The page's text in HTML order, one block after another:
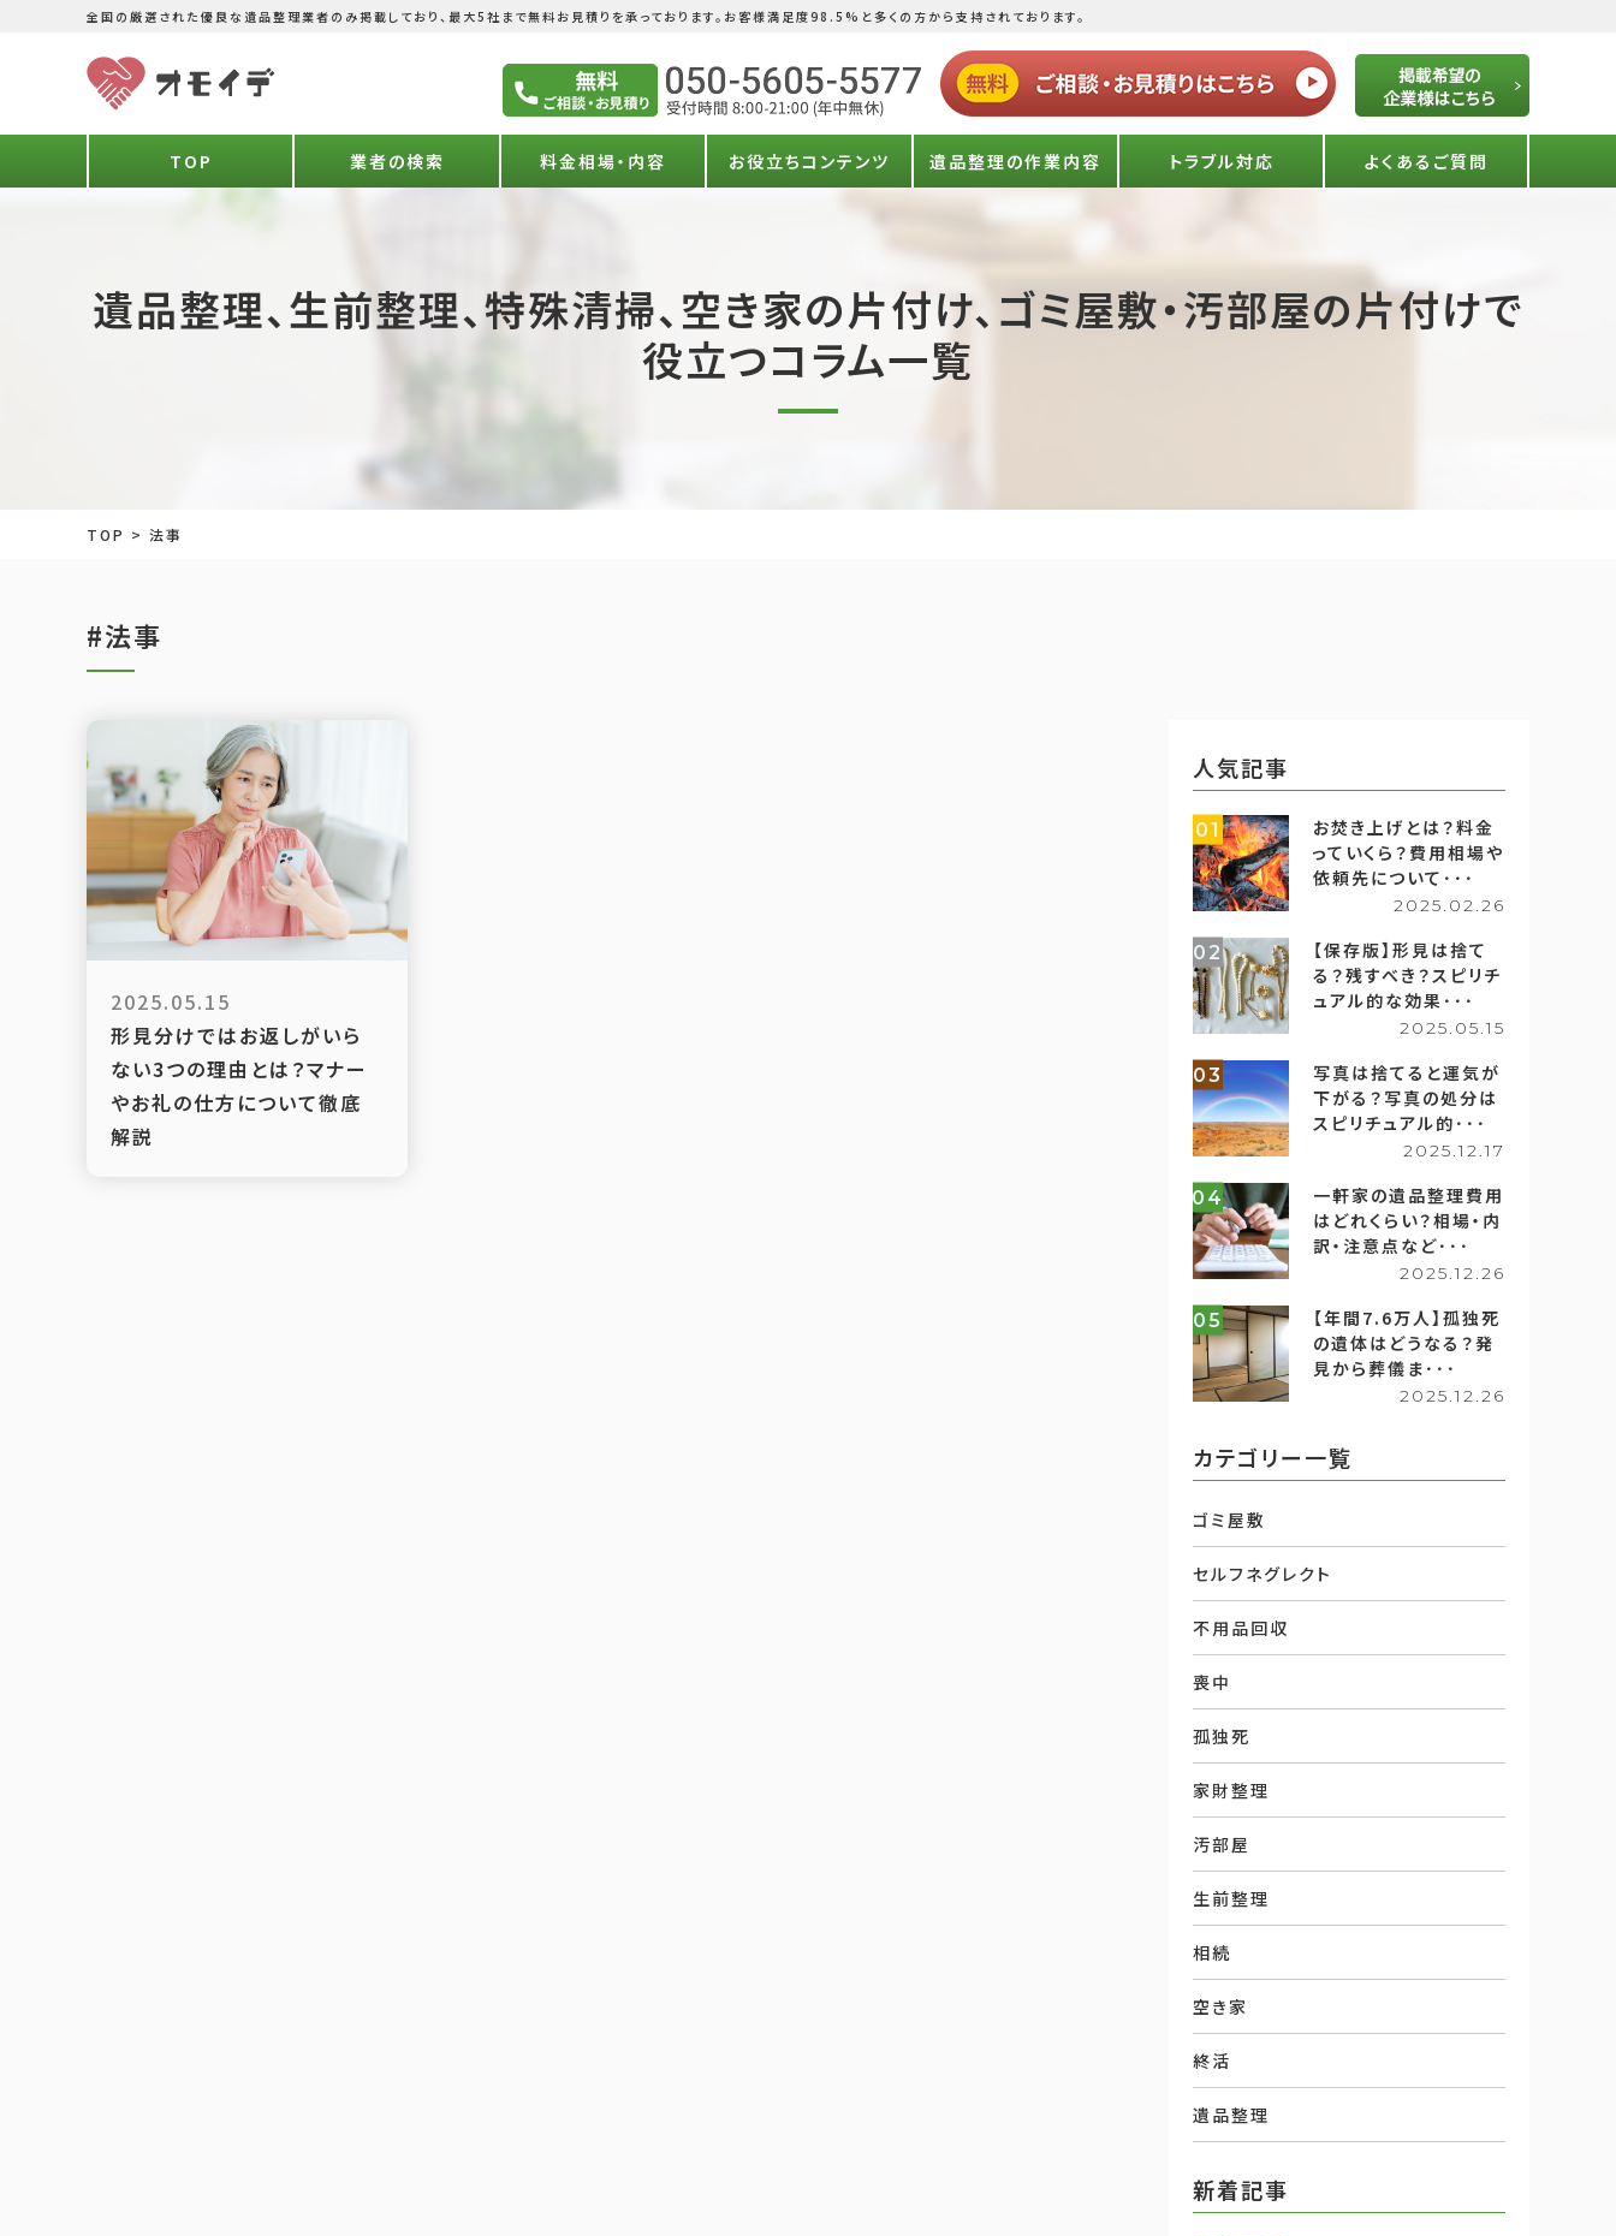
全国の厳選された優良な遺品整理業者のみ掲載しており、最大5社まで無料お見積りを承っております。お客様満足度98.5%と多くの方から支持されております。
TOP 業者の検索 料金相場・内容 お役立ちコンテンツ 遺品整理の作業内容 トラブル対応 よくあるご質問
遺品整理、生前整理、特殊清掃、空き家の片付け、ゴミ屋敷・汚部屋の片付けで
役立つコラム一覧
TOP > 法事
#法事
2025.05.15
形見分けではお返しがいら
ない3つの理由とは？マナー
やお礼の仕方について徹底
解説
人気記事
01
お焚き上げとは？料金
っていくら？費用相場や
依頼先について･･･
2025.02.26
02
【保存版】形見は捨て
る？残すべき？スピリチ
ュアル的な効果･･･
2025.05.15
03
写真は捨てると運気が
下がる？写真の処分は
スピリチュアル的･･･
2025.12.17
04
一軒家の遺品整理費用
はどれくらい？相場・内
訳・注意点など･･･
2025.12.26
05
【年間7.6万人】孤独死
の遺体はどうなる？発
見から葬儀ま･･･
2025.12.26
カテゴリー一覧
ゴミ屋敷
セルフネグレクト
不用品回収
喪中
孤独死
家財整理
汚部屋
生前整理
相続
空き家
終活
遺品整理
新着記事